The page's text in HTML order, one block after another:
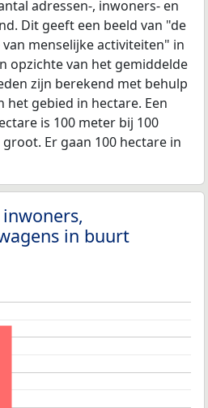
adressen-, inwoners- en
Dit geeft een beeld van "de
menselijke activiteiten" in
opzichte van het gemiddelde
zijn berekend met behulp
het gebied in hectare. Een
is 100 meter bij 100
groot. Er gaan 100 hectare in
in buurt